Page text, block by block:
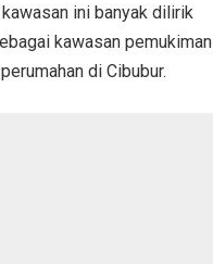
ini banyak dilirik
kawasan pemukiman
di Cibubur.